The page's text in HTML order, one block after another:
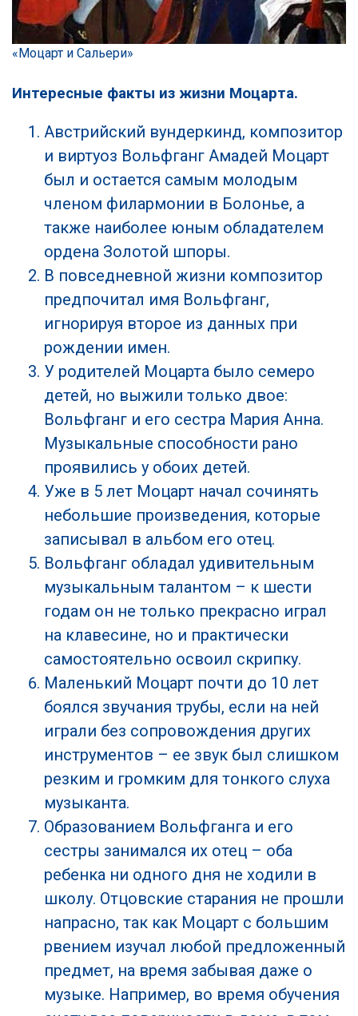
«Моцарт и Сальери»
Интересные факты из жизни Моцарта.
Австрийский вундеркинд, композитор
и виртуоз Вольфганг Амадей Моцарт
был и остается самым молодым
членом филармонии в Болонье, а
также наиболее юным обладателем
ордена Золотой шпоры.
В повседневной жизни композитор
предпочитал имя Вольфганг,
игнорируя второе из данных при
рождении имен.
У родителей Моцарта было семеро
детей, но выжили только двое:
Вольфганг и его сестра Мария Анна.
Музыкальные способности рано
проявились у обоих детей.
Уже в 5 лет Моцарт начал сочинять
небольшие произведения, которые
записывал в альбом его отец.
Вольфганг обладал удивительным
музыкальным талантом – к шести
годам он не только прекрасно играл
на клавесине, но и практически
самостоятельно освоил скрипку.
Маленький Моцарт почти до 10 лет
боялся звучания трубы, если на ней
играли без сопровождения других
инструментов – ее звук был слишком
резким и громким для тонкого слуха
музыканта.
Образованием Вольфганга и его
сестры занимался их отец – оба
ребенка ни одного дня не ходили в
школу. Отцовские старания не прошли
напрасно, так как Моцарт с большим
рвением изучал любой предложенный
предмет, на время забывая даже о
музыке. Например, во время обучения